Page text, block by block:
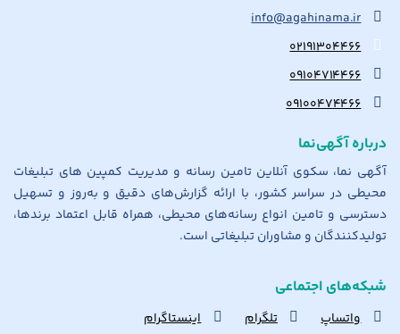
info@agahinama.ir
۰۲۱۹۱۳۰۴۴۶۶
۰۹۱۰۴۷۱۴۴۶۶
۰۹۱۰۰۴۷۴۴۶۶
درباره آگهی‌نما
آگهی نما، سکوی آنلاین تامین رسانه و مدیریت کمپین های تبلیغات
محیطی در سراسر کشور، با ارائه گزارش‌های دقیق و به‌روز و تسهیل
دسترسی و تامین انواع رسانه‌های محیطی، همراه قابل اعتماد برندها،
تولیدکنندگان و مشاوران تبلیغاتی است.
شبکه‌های اجتماعی
واتساپ تلگرام اینستاگرام